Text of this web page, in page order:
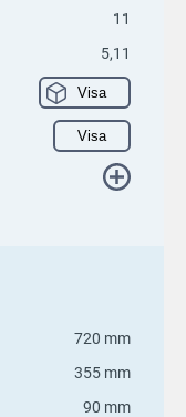
11
5,11
Visa
Visa
720 mm
355 mm
90 mm